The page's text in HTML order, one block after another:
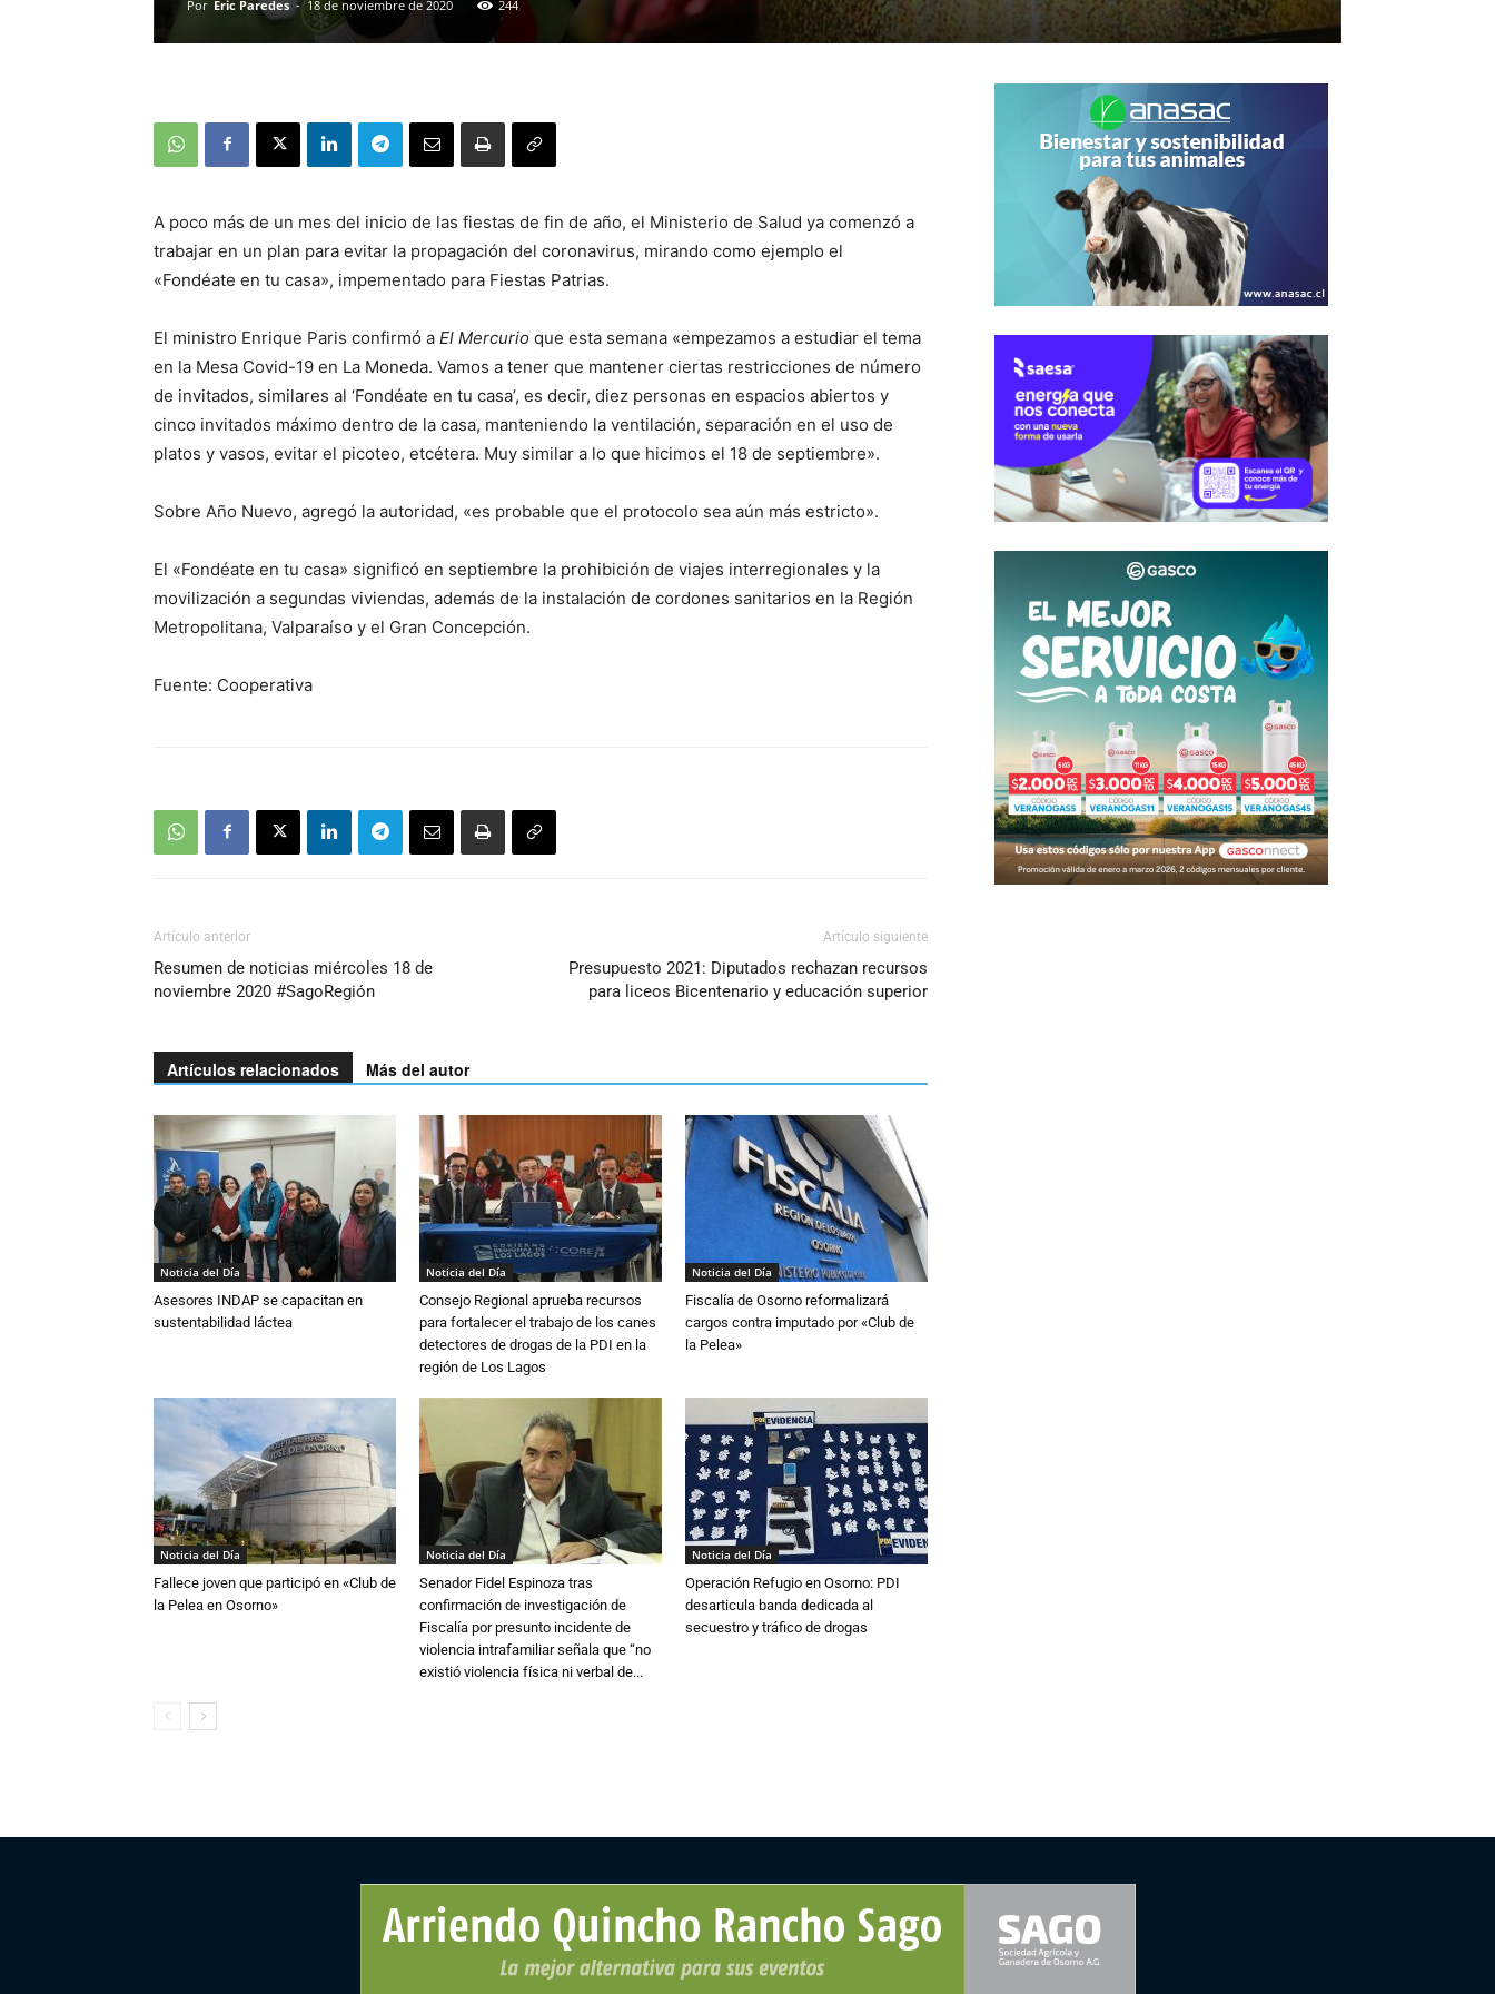
Por Eric Paredes - 18 de noviembre de 2020 244
A poco más de un mes del inicio de las fiestas de fin de año, el Ministerio de Salud ya comenzó a
trabajar en un plan para evitar la propagación del coronavirus, mirando como ejemplo el
«Fondéate en tu casa», impementado para Fiestas Patrias.
El ministro Enrique Paris confirmó a El Mercurio que esta semana «empezamos a estudiar el tema
en la Mesa Covid-19 en La Moneda. Vamos a tener que mantener ciertas restricciones de número
de invitados, similares al ‘Fondéate en tu casa’, es decir, diez personas en espacios abiertos y
cinco invitados máximo dentro de la casa, manteniendo la ventilación, separación en el uso de
platos y vasos, evitar el picoteo, etcétera. Muy similar a lo que hicimos el 18 de septiembre».
Sobre Año Nuevo, agregó la autoridad, «es probable que el protocolo sea aún más estricto».
El «Fondéate en tu casa» significó en septiembre la prohibición de viajes interregionales y la
movilización a segundas viviendas, además de la instalación de cordones sanitarios en la Región
Metropolitana, Valparaíso y el Gran Concepción.
Fuente: Cooperativa
Artículo anterior
Resumen de noticias miércoles 18 de
noviembre 2020 #SagoRegión
Artículo siguiente
Presupuesto 2021: Diputados rechazan recursos
para liceos Bicentenario y educación superior
Artículos relacionados Más del autor
Noticia del Día
Asesores INDAP se capacitan en
sustentabilidad láctea
Noticia del Día
Consejo Regional aprueba recursos
para fortalecer el trabajo de los canes
detectores de drogas de la PDI en la
región de Los Lagos
Noticia del Día
Fiscalía de Osorno reformalizará
cargos contra imputado por «Club de
la Pelea»
Noticia del Día
Fallece joven que participó en «Club de
la Pelea en Osorno»
Noticia del Día
Senador Fidel Espinoza tras
confirmación de investigación de
Fiscalía por presunto incidente de
violencia intrafamiliar señala que “no
existió violencia física ni verbal de...
Noticia del Día
Operación Refugio en Osorno: PDI
desarticula banda dedicada al
secuestro y tráfico de drogas